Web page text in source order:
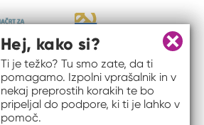
Zapri
Hej, kako si?
Ti je težko? Tu smo zate, da ti
pomagamo. Izpolni vprašalnik in v
nekaj preprostih korakih te bo
pripeljal do podpore, ki ti je lahko v
pomoč.